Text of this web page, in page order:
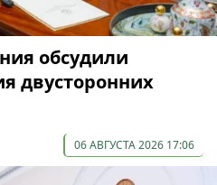
обсудили
двусторонних
06 АВГУСТА 2026 17:06